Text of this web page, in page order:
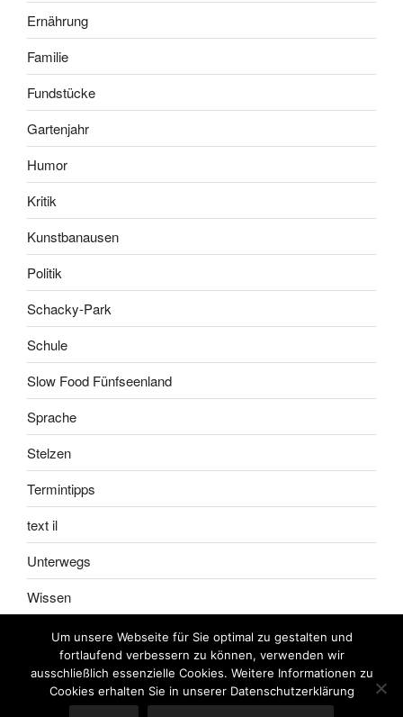
Ernährung
Familie
Fundstücke
Gartenjahr
Humor
Kritik
Kunstbanausen
Politik
Schacky-Park
Schule
Slow Food Fünfseenland
Sprache
Stelzen
Termintipps
text il
Unterwegs
Wissen
ImpressumMeine
Um unsere Webseite für Sie optimal zu gestalten und
fortlaufend verbessern zu können, verwenden wir
ausschließlich essenzielle Cookies. Weitere Informationen zu
Cookies erhalten Sie in unserer Datenschutzerklärung